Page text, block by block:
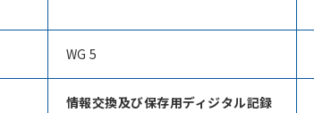
WG 5
情報交換及び保存用ディジタル記録